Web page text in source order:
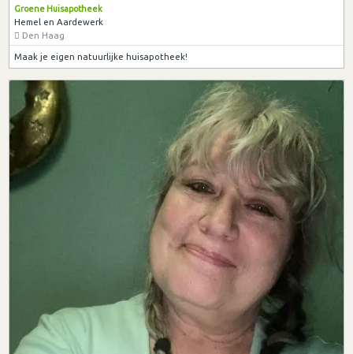
Groene Huisapotheek
Hemel en Aardewerk
Den Haag
Maak je eigen natuurlijke huisapotheek!